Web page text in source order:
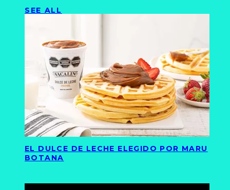
SEE ALL
EL DULCE DE LECHE ELEGIDO POR MARU
BOTANA